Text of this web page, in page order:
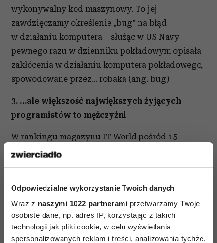
Odpowiedzialne wykorzystanie Twoich danych
Wraz z naszymi 1022 partnerami przetwarzamy Twoje
osobiste dane, np. adres IP, korzystając z takich
technologii jak pliki cookie, w celu wyświetlania
spersonalizowanych reklam i treści, analizowania tychże,
wykonywalny kod maszynowy. To jej
zawdzięczamy określenie „bug” na błąd
w działaniu komputera – służąc w US Navy
pewnego razu w dzienniku pokładowym opisała
zakłócenia w działaniu komputera pokładowego,
spowodowane przez… robaka (ang. bug).
3. …ale większość największych żyjących
programistów to mężczyźni
W rankingu magazynu IT World pośród 15
największych żyjących obecnie programistów
stworzył pokładowe oprogramowanie kontrolne
dla misji kosmicznych NASA, Apollo i Skylab.
Hamilton jest też autorką pojęcia „inżynieria
oprogramowania”.